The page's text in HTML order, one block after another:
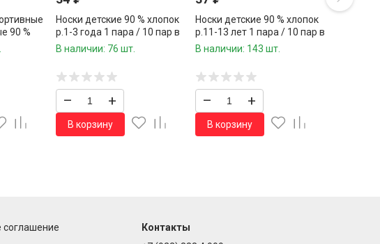
90 %
/ 10
Носки детские 90 % хлопок
р.1-3 года 1 пара / 10 пар в
упаковке/
В наличии: 76 шт.
– +
В корзину
Носки детские 90 % хлопок
р.11-13 лет 1 пара / 10 пар в
упаковке/
В наличии: 143 шт.
– +
В корзину
соглашение
Контакты